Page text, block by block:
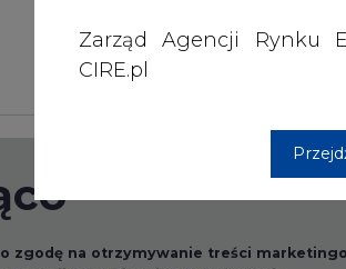
CIRE.pl
zgodę na otrzymywanie treści